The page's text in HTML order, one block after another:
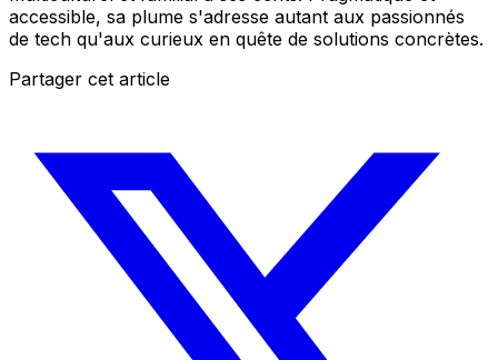
accessible, sa plume s'adresse autant aux passionnés
de tech qu'aux curieux en quête de solutions concrètes.
Partager cet article